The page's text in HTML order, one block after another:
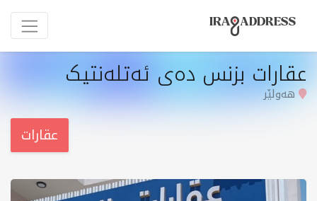
عقارات بزنس دەی ئەتلەنتیک
هەولێر
عقارات